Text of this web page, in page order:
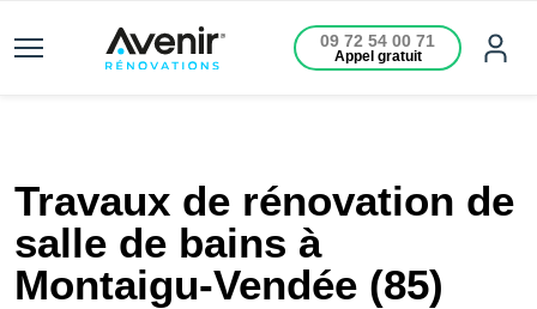
09 72 54 00 71
Appel gratuit
Travaux de rénovation de
salle de bains à
Montaigu-Vendée (85)